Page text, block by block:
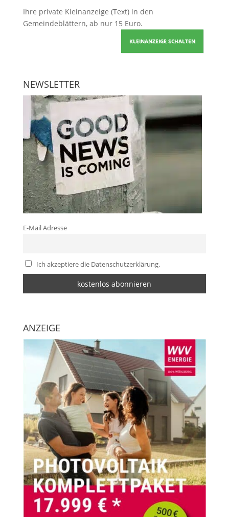
Ihre private Kleinanzeige (Text) in den
Gemeindeblättern, ab nur 15 Euro.
KLEINANZEIGE SCHALTEN
NEWSLETTER
E-Mail Adresse
Ich akzeptiere die Datenschutzerklärung.
ANZEIGE